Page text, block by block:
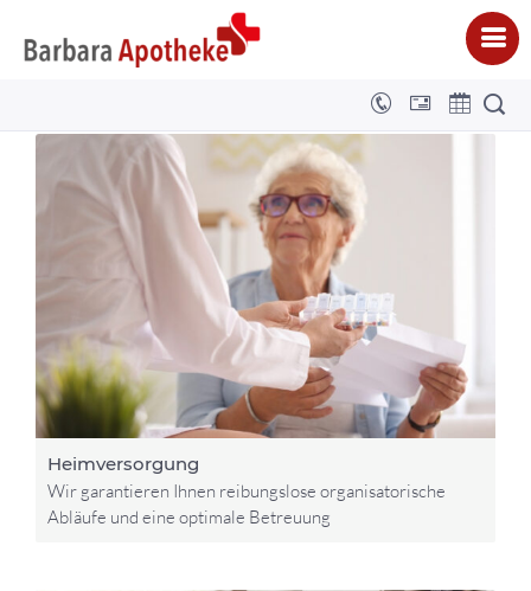
Heimversorgung
Wir garantieren Ihnen reibungslose organisatorische
Abläufe und eine optimale Betreuung